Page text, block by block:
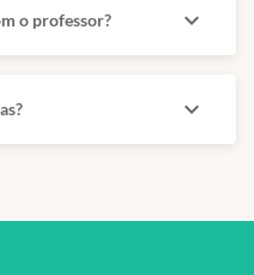
o professor? expand_more
expand_more